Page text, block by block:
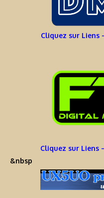
Cliquez sur Liens
Cliquez sur Liens
&nbsp